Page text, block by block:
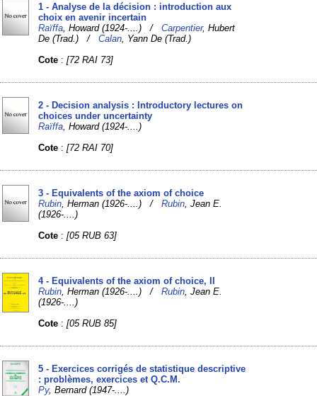
1 - Analyse de la décision : introduction aux
choix en avenir incertain
Raïffa , Howard (1924-....) /Carpentier, Hubert
De (Trad.) /Calan , Yann De (Trad.)
Cote :[72 RAI 73]
2 - Decision analysis : Introductory lectures on
choices under uncertainty
Raïffa , Howard (1924-....)
Cote :[72 RAI 70]
3 - Equivalents of the axiom of choice
Rubin , Herman (1926-....) /Rubin , Jean E.
(1926-....)
Cote :[05 RUB 63]
4 - Equivalents of the axiom of choice, II
Rubin , Herman (1926-....) /Rubin , Jean E.
(1926-....)
Cote :[05 RUB 85]
5 - Exercices corrigés de statistique descriptive
: problèmes, exercices et Q.C.M.
Py, Bernard (1947-....)